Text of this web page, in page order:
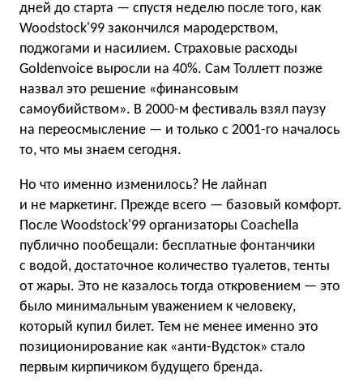
дней до старта — спустя неделю после того, как
Woodstock'99 закончился мародерством,
поджогами и насилием. Страховые расходы
Goldenvoice выросли на 40%. Сам Толлетт позже
назвал это решение «финансовым
самоубийством». В 2000-м фестиваль взял паузу
на переосмысление — и только с 2001-го началось
то, что мы знаем сегодня.
Но что именно изменилось? Не лайнап
и не маркетинг. Прежде всего — базовый комфорт.
После Woodstock'99 организаторы Coachella
публично пообещали: бесплатные фонтанчики
с водой, достаточное количество туалетов, тенты
от жары. Это не казалось тогда откровением — это
было минимальным уважением к человеку,
который купил билет. Тем не менее именно это
позиционирование как «анти-Вудсток» стало
первым кирпичиком будущего бренда.